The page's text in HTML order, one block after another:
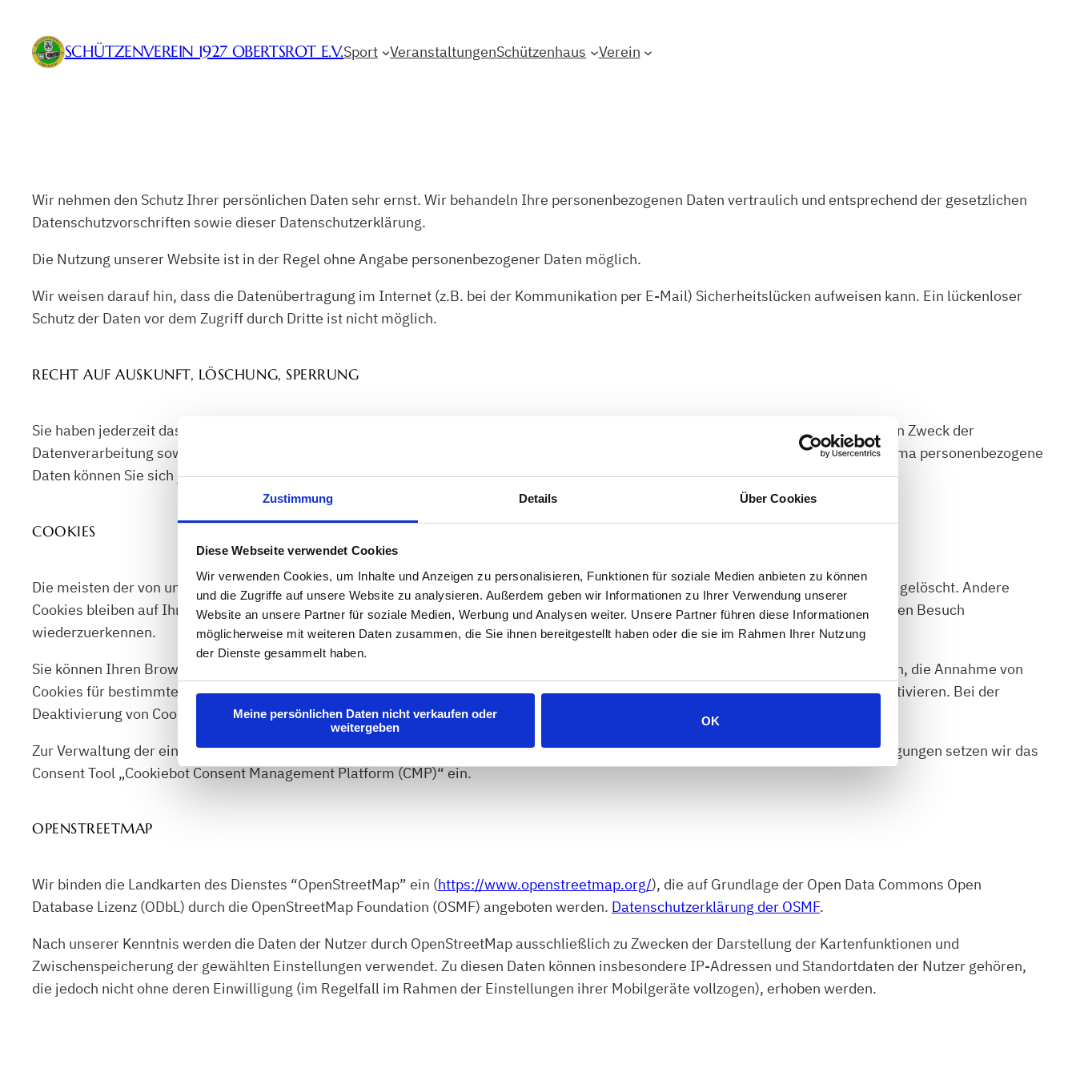
Zustimmung Details Über Cookies
Diese Webseite verwendet Cookies
Wir verwenden Cookies, um Inhalte und Anzeigen zu personalisieren, Funktionen für soziale Medien anbieten zu können
und die Zugriffe auf unsere Website zu analysieren. Außerdem geben wir Informationen zu Ihrer Verwendung unserer
Website an unsere Partner für soziale Medien, Werbung und Analysen weiter. Unsere Partner führen diese Informationen
möglicherweise mit weiteren Daten zusammen, die Sie ihnen bereitgestellt haben oder die sie im Rahmen Ihrer Nutzung
der Dienste gesammelt haben.
Meine persönlichen Daten nicht verkaufen oder
weitergeben
OK
Inhalt
springenSCHÜTZENVEREIN 1927 OBERTSROT E.V.Sport VeranstaltungenSchützenhaus Verein
Wir nehmen den Schutz Ihrer persönlichen Daten sehr ernst. Wir behandeln Ihre personenbezogenen Daten vertraulich und entsprechend der gesetzlichen
Datenschutzvorschriften sowie dieser Datenschutzerklärung.
Die Nutzung unserer Website ist in der Regel ohne Angabe personenbezogener Daten möglich.
Wir weisen darauf hin, dass die Datenübertragung im Internet (z.B. bei der Kommunikation per E-Mail) Sicherheitslücken aufweisen kann. Ein lückenloser
Schutz der Daten vor dem Zugriff durch Dritte ist nicht möglich.
RECHT AUF AUSKUNFT, LÖSCHUNG, SPERRUNG
Sie haben jederzeit das Recht auf Auskunft über Ihre gespeicherten personenbezogenen Daten, deren Herkunft und Empfänger und den Zweck der
Datenverarbeitung sowie ein Recht auf Berichtigung, Sperrung oder Löschung dieser Daten. Hierzu sowie zu weiteren Fragen zum Thema personenbezogene
Daten können Sie sich jederzeit per Mail an folgende Adresse an uns wenden:
ed.to
rstre
bovs@
ecnai
lpmoc
COOKIES
Die meisten der von uns verwendeten Cookies sind so genannte „Session-Cookies“. Sie werden nach Ende Ihres Besuchs automatisch gelöscht. Andere
Cookies bleiben auf Ihrem Endgerät gespeichert, bis Sie diese löschen. Diese Cookies ermöglichen es uns, Ihren Browser beim nächsten Besuch
wiederzuerkennen.
Sie können Ihren Browser so einstellen, dass Sie über das Setzen von Cookies informiert werden und Cookies nur im Einzelfall erlauben, die Annahme von
Cookies für bestimmte Fälle oder generell ausschließen sowie das automatische Löschen der Cookies beim Schließen des Browser aktivieren. Bei der
Deaktivierung von Cookies kann die Funktionalität dieser Website eingeschränkt sein.
Zur Verwaltung der eingesetzten Cookies und ähnlichen Technologien (Tracking-Pixel, Web-Beacons etc.) und diesbezüglicher Einwilligungen setzen wir das
Consent Tool „Cookiebot Consent Management Platform (CMP)“ ein.
OPENSTREETMAP
Wir binden die Landkarten des Dienstes “OpenStreetMap” ein (https://www.openstreetmap.org/), die auf Grundlage der Open Data Commons Open
Database Lizenz (ODbL) durch die OpenStreetMap Foundation (OSMF) angeboten werden. Datenschutzerklärung der OSMF.
Nach unserer Kenntnis werden die Daten der Nutzer durch OpenStreetMap ausschließlich zu Zwecken der Darstellung der Kartenfunktionen und
Zwischenspeicherung der gewählten Einstellungen verwendet. Zu diesen Daten können insbesondere IP-Adressen und Standortdaten der Nutzer gehören,
die jedoch nicht ohne deren Einwilligung (im Regelfall im Rahmen der Einstellungen ihrer Mobilgeräte vollzogen), erhoben werden.